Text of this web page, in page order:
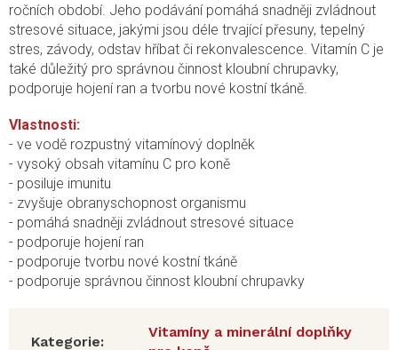
ročních období. Jeho podávání pomáhá snadněji zvládnout
stresové situace, jakými jsou déle trvající přesuny, tepelný
stres, závody, odstav hříbat či rekonvalescence. Vitamín C je
také důležitý pro správnou činnost kloubní chrupavky,
podporuje hojení ran a tvorbu nové kostní tkáně.
Vlastnosti:
- ve vodě rozpustný vitamínový doplněk
- vysoký obsah vitamínu C pro koně
- posiluje imunitu
- zvyšuje obranyschopnost organismu
- pomáhá snadněji zvládnout stresové situace
- podporuje hojení ran
- podporuje tvorbu nové kostní tkáně
- podporuje správnou činnost kloubní chrupavky
Kategorie:
Vitamíny a minerální doplňky